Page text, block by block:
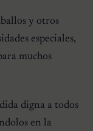
y otros
especiales,
muchos
digna a todos
en la